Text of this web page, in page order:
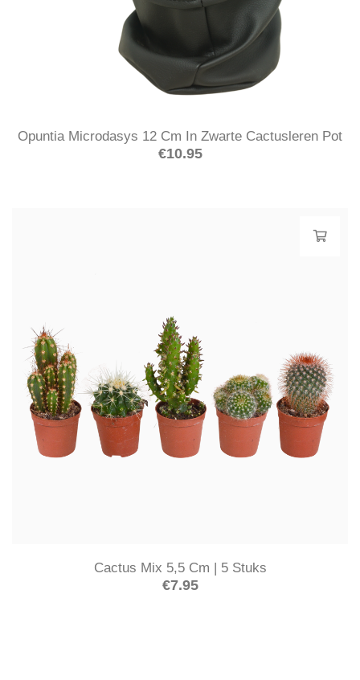
Opuntia Microdasys 12 Cm In Zwarte Cactusleren Pot
€10.95
Cactus Mix 5,5 Cm | 5 Stuks
€7.95